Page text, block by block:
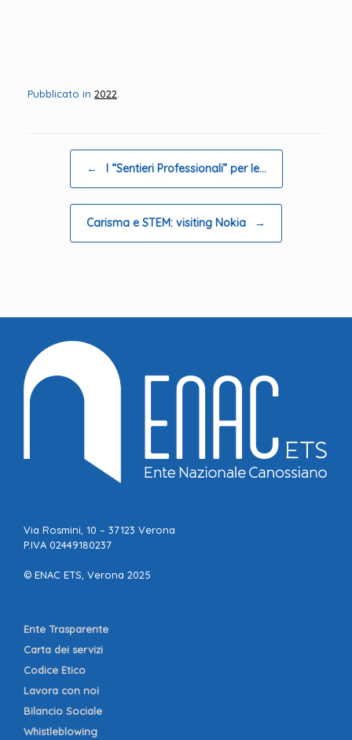
Pubblicato in 2022
Navigazione articolo
← I “Sentieri Professionali” per le…
Carisma e STEM: visiting Nokia →
Via Rosmini, 10 – 37123 Verona
P.IVA 02449180237
© ENAC ETS, Verona 2025
Ente Trasparente
Carta dei servizi
Codice Etico
Lavora con noi
Bilancio Sociale
Whistleblowing